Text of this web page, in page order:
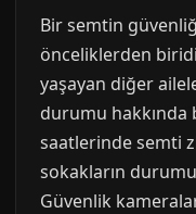
Bir semtin
önceliklerden
yaşayan diğer
durumu hakkında
saatlerinde semti
sokakların
Güvenlik